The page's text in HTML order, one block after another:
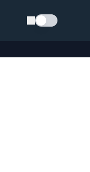
Schimba tema